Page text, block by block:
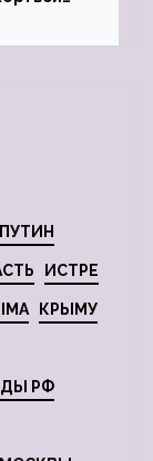
ИСТРЕ
КРЫМУ
РФ